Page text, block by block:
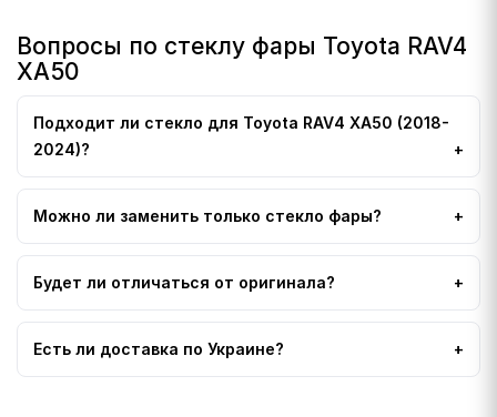
Вопросы по стеклу фары Toyota RAV4
XA50
Подходит ли стекло для Toyota RAV4 XA50 (2018-
2024)?
Можно ли заменить только стекло фары?
Будет ли отличаться от оригинала?
Есть ли доставка по Украине?